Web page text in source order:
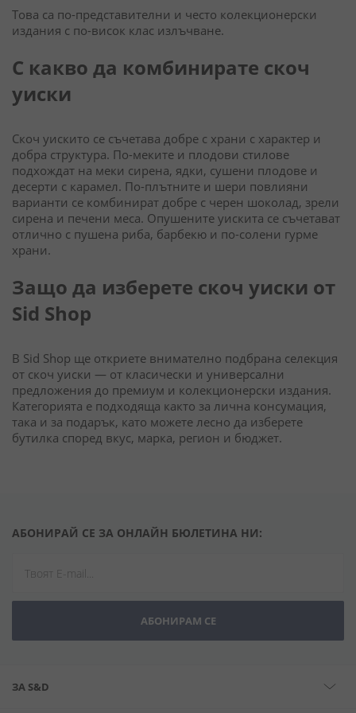
Това са по-представителни и често колекционерски
издания с по-висок клас излъчване.
С какво да комбинирате скоч
уиски
Скоч уискито се съчетава добре с храни с характер и
добра структура. По-меките и плодови стилове
подхождат на меки сирена, ядки, сушени плодове и
десерти с карамел. По-плътните и шери повлияни
варианти се комбинират добре с черен шоколад, зрели
сирена и печени меса. Опушените уискита се съчетават
отлично с пушена риба, барбекю и по-солени гурме
храни.
Защо да изберете скоч уиски от
Sid Shop
В Sid Shop ще откриете внимателно подбрана селекция
от скоч уиски — от класически и универсални
предложения до премиум и колекционерски издания.
Категорията е подходяща както за лична консумация,
така и за подарък, като можете лесно да изберете
бутилка според вкус, марка, регион и бюджет.
АБОНИРАЙ СЕ ЗА ОНЛАЙН БЮЛЕТИНА НИ:
АБОНИРАМ СЕ
ЗА S&D